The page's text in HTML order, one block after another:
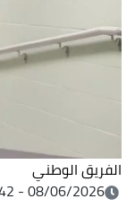
الفريق الوطني
08/06/2026 - 18:42